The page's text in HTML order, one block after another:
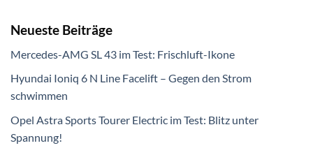
Neueste Beiträge
Mercedes-AMG SL 43 im Test: Frischluft-Ikone
Hyundai Ioniq 6 N Line Facelift – Gegen den Strom
schwimmen
Opel Astra Sports Tourer Electric im Test: Blitz unter
Spannung!